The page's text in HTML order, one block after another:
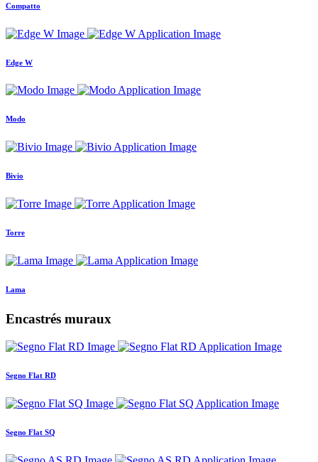
Compatto
Edge W
Modo
Bivio
Torre
Lama
Encastrés muraux
Segno Flat RD
Segno Flat SQ